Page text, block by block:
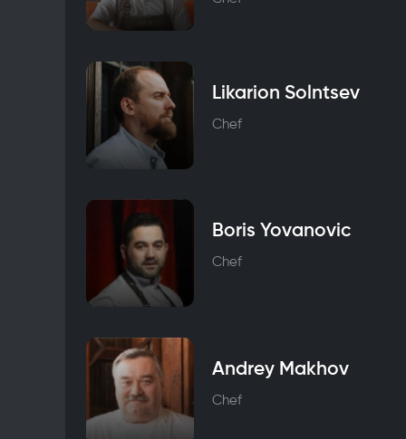
Likarion Solntsev
Chef
Boris Yovanovic
Chef
Andrey Makhov
Chef